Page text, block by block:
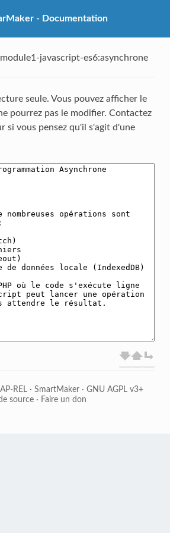
- Documentation
javascript-es6:asynchrone
seule. Vous pouvez afficher le
pourrez pas le modifier. Contactez
si vous pensez qu'il s'agit d'une
REL · SmartMaker · GNU AGPL v3+
source · Faire un don